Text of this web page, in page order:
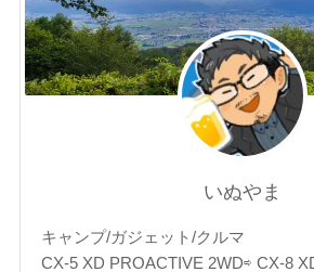
いぬやま
キャンプ/ガジェット/クルマ
CX-5 XD PROACTIVE 2WD⇨ CX-8